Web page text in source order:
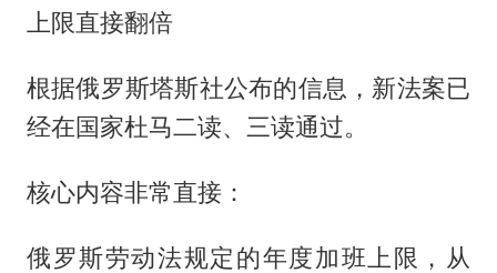
上限直接翻倍
根据俄罗斯塔斯社公布的信息，新法案已
经在国家杜马二读、三读通过。
核心内容非常直接：
俄罗斯劳动法规定的年度加班上限，从